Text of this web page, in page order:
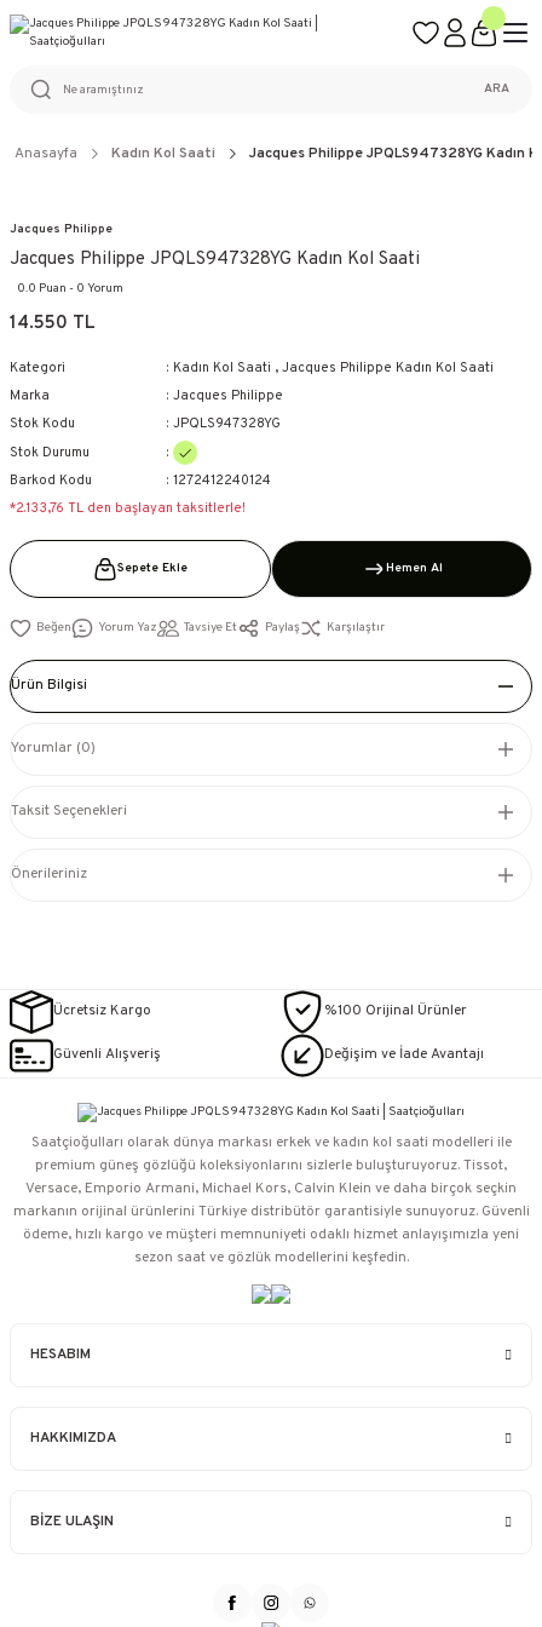
%100 ORİJİNAL ÜRÜN GARANTİSİ
ARA
Anasayfa Kadın Kol Saati Jacques Philippe JPQLS947328YG Kadın
Jacques Philippe
Jacques Philippe JPQLS947328YG Kadın Kol Saati
0.0 Puan - 0 Yorum
14.550 TL
Kategori Kadın Kol Saati , Jacques Philippe Kadın Kol Saati
Marka
Jacques Philippe
Stok Kodu
JPQLS947328YG
Stok Durumu
Barkod Kodu
1272412240124
*2.133,76 TL den başlayan taksitlerle!
Sepete Ekle Hemen Al
Yorum Yaz Tavsiye Et Paylaş Karşılaştır
Ürün Bilgisi
Yorumlar (0)
Taksit Seçenekleri
Önerileriniz
Ücretsiz Kargo %100 Orijinal Ürünler
Güvenli Alışveriş Değişim ve İade Avantajı
HESABIM
HAKKIMIZDA
BİZE ULAŞIN
Saatçioğulları⁠ olarak dünya markası erkek ve kadın kol saati modelleri ile
premium güneş gözlüğü koleksiyonlarını sizlerle buluşturuyoruz. Tissot,
Versace, Emporio Armani, Michael Kors, Calvin Klein ve daha birçok seçkin
markanın orijinal ürünlerini Türkiye distribütör garantisiyle sunuyoruz. Güvenli
ödeme, hızlı kargo ve müşteri memnuniyeti odaklı hizmet anlayışımızla yeni
sezon saat ve gözlük modellerini keşfedin.